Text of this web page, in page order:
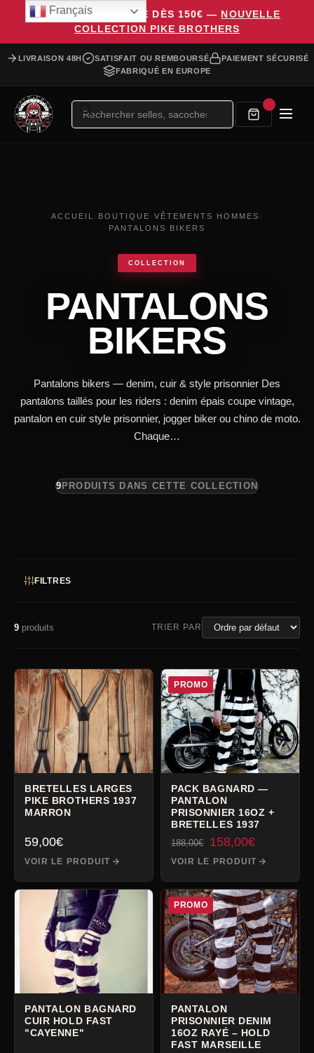
LIVRAISON OFFERTE DÈS 150€ — NOUVELLE
COLLECTION PIKE BROTHERS
LIVRAISON 48H SATISFAIT OU REMBOURSÉ
PAIEMENT SÉCURISÉ
FABRIQUÉ EN EUROPE
Recherche
produits
ACCUEIL › BOUTIQUE › VÊTEMENTS HOMMES ›
PANTALONS BIKERS
COLLECTION
PANTALONS
BIKERS
Pantalons bikers — denim, cuir & style prisonnier Des
pantalons taillés pour les riders : denim épais coupe vintage,
pantalon en cuir style prisonnier, jogger biker ou chino de moto.
Chaque…
9 PRODUITS DANS CETTE COLLECTION
FILTRES
9 produits TRIER PAR
BRETELLES LARGES
PIKE BROTHERS 1937
MARRON
59,00€
VOIR LE PRODUIT
PROMO
PACK BAGNARD —
PANTALON
PRISONNIER 16OZ +
BRETELLES 1937
188,00€
Le
initial
188,00€.
158,00€Le
actuel
158,00€.
VOIR LE PRODUIT
PANTALON BAGNARD
CUIR HOLD FAST
"CAYENNE"
PROMO
PANTALON
PRISONNIER DENIM
16OZ RAYÉ – HOLD
FAST MARSEILLE
Français